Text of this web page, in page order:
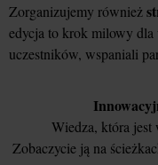
Zorganizujemy również
edycja to krok milowy dla
uczestników, wspaniali
Wiedza, która jest
Zobaczycie ją na